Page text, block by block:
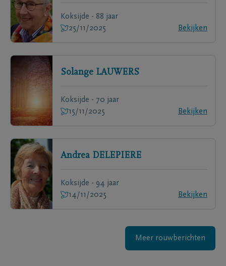
Koksijde - 88 jaar
25/11/2025
Bekijken
Solange LAUWERS
Koksijde - 70 jaar
15/11/2025
Bekijken
Andrea DELEPIERE
Koksijde - 94 jaar
14/11/2025
Bekijken
Meer rouwberichten